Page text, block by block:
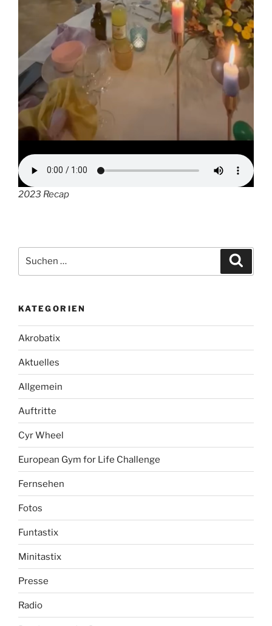
2023 Recap
nach:
KATEGORIEN
Akrobatix
Aktuelles
Allgemein
Auftritte
Cyr Wheel
European Gym for Life Challenge
Fernsehen
Fotos
Funtastix
Minitastix
Presse
Radio